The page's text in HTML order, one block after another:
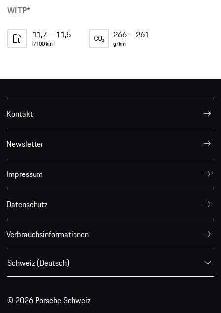
WLTP*
11,7 – 11,5
l/100 km
266 – 261
g/km
Kontakt
Newsletter
Impressum
Datenschutz
Verbrauchsinformationen
Schweiz (Deutsch)
© 2026 Porsche Schweiz